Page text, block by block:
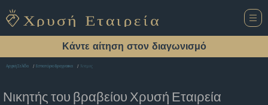
Κάντε αίτηση στον διαγωνισμό
Αρχική Σελίδα Εστιατόριο Βραχναιικα Άνεμος
Νικητής του βραβείου Χρυσή Εταιρεία